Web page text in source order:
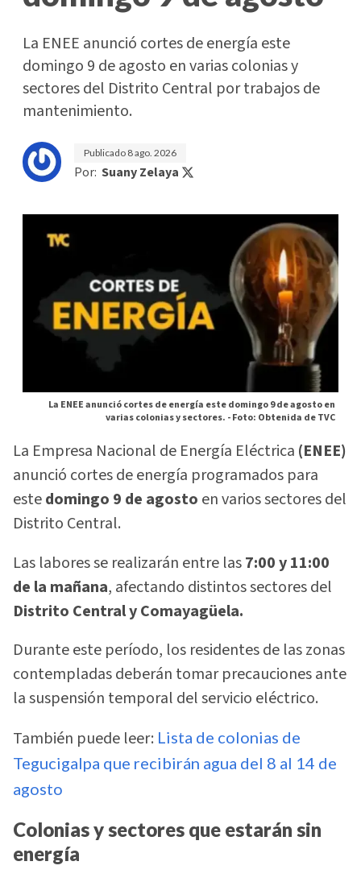
La ENEE anunció cortes de energía este
domingo 9 de agosto en varias colonias y
sectores del Distrito Central por trabajos de
mantenimiento.
Publicado 8 ago. 2026
Por: Suany Zelaya
La ENEE anunció cortes de energía este domingo 9 de agosto en
varias colonias y sectores. -Foto: Obtenida de TVC
La Empresa Nacional de Energía Eléctrica (ENEE)
anunció cortes de energía programados para
estedomingo 9 de agosto en varios sectores del
Distrito Central.
Las labores se realizarán entre las7:00 y 11:00
de la mañana, afectando distintos sectores del
Distrito Central y Comayagüela.
Durante este período, los residentes de las zonas
contempladas deberán tomar precauciones ante
la suspensión temporal del servicio eléctrico.
También puede leer: Lista de colonias de
Tegucigalpa que recibirán agua del 8 al 14 de
agosto
Colonias y sectores que estarán sin
energía